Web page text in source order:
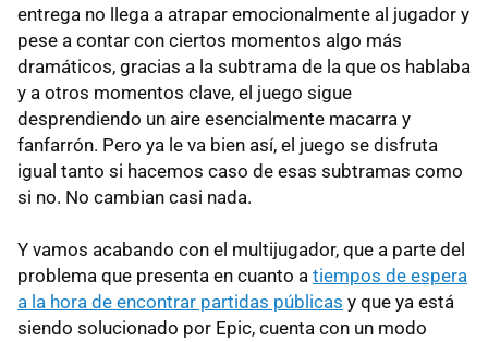
entrega no llega a atrapar emocionalmente al jugador y
pese a contar con ciertos momentos algo más
dramáticos, gracias a la subtrama de la que os hablaba
y a otros momentos clave, el juego sigue
desprendiendo un aire esencialmente macarra y
fanfarrón. Pero ya le va bien así, el juego se disfruta
igual tanto si hacemos caso de esas subtramas como
si no. No cambian casi nada.
Y vamos acabando con el multijugador, que a parte del
problema que presenta en cuanto a tiempos de espera
a la hora de encontrar partidas públicas y que ya está
siendo solucionado por Epic, cuenta con un modo